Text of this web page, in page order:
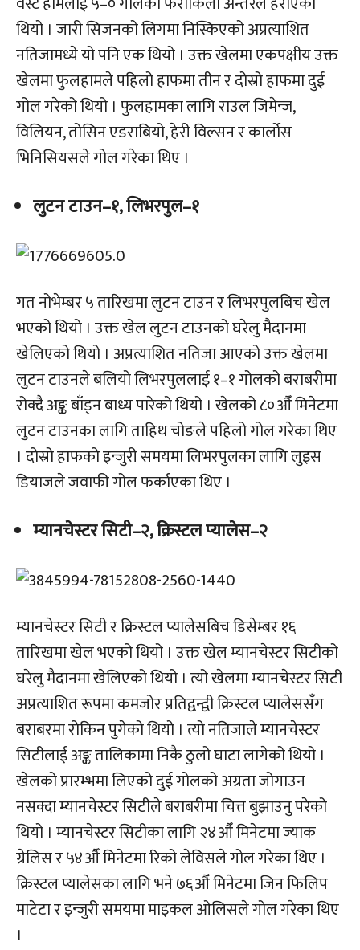
थियो । जारी सिजनको लिगमा निस्किएको अप्रत्याशित
नतिजामध्ये यो पनि एक थियो । उक्त खेलमा एकपक्षीय उक्त
खेलमा फुलहामले पहिलो हाफमा तीन र दोस्रो हाफमा दुई
गोल गरेको थियो । फुलहामका लागि राउल जिमेन्ज,
विलियन, तोसिन एडराबियो, हेरी विल्सन र कार्लोस
भिनिसियसले गोल गरेका थिए ।
लुटन टाउन–१, लिभरपुल–१
गत नोभेम्बर ५ तारिखमा लुटन टाउन र लिभरपुलबिच खेल
भएको थियो । उक्त खेल लुटन टाउनको घरेलु मैदानमा
खेलिएको थियो । अप्रत्याशित नतिजा आएको उक्त खेलमा
लुटन टाउनले बलियो लिभरपुललाई १–१ गोलको बराबरीमा
रोक्दै अङ्क बाँड्न बाध्य पारेको थियो । खेलको ८०औँ मिनेटमा
लुटन टाउनका लागि ताहिथ चोङले पहिलो गोल गरेका थिए
। दोस्रो हाफको इन्जुरी समयमा लिभरपुलका लागि लुइस
डियाजले जवाफी गोल फर्काएका थिए ।
म्यानचेस्टर सिटी–२, क्रिस्टल प्यालेस–२
म्यानचेस्टर सिटी र क्रिस्टल प्यालेसबिच डिसेम्बर १६
तारिखमा खेल भएको थियो । उक्त खेल म्यानचेस्टर सिटीको
घरेलु मैदानमा खेलिएको थियो । त्यो खेलमा म्यानचेस्टर सिटी
अप्रत्याशित रूपमा कमजोर प्रतिद्वन्द्वी क्रिस्टल प्यालेससँग
बराबरमा रोकिन पुगेको थियो । त्यो नतिजाले म्यानचेस्टर
सिटीलाई अङ्क तालिकामा निकै ठुलो घाटा लागेको थियो ।
खेलको प्रारम्भमा लिएको दुई गोलको अग्रता जोगाउन
नसक्दा म्यानचेस्टर सिटीले बराबरीमा चित्त बुझाउनु परेको
थियो । म्यानचेस्टर सिटीका लागि २४औँ मिनेटमा ज्याक
ग्रेलिस र ५४औँ मिनेटमा रिको लेविसले गोल गरेका थिए ।
क्रिस्टल प्यालेसका लागि भने ७६औँ मिनेटमा जिन फिलिप
माटेटा र इन्जुरी समयमा माइकल ओलिसले गोल गरेका थिए
।